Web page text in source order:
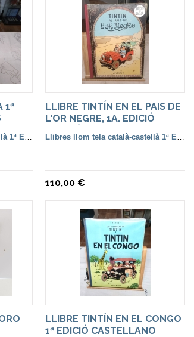
1ª
Llibres llom tela català-castellà 1ª Edició
LLIBRE TINTÍN EN EL PAIS DE
L'OR NEGRE, 1A. EDICIÓ
Llibres llom tela català-castellà 1ª Edició
110,00 €
LLIBRE TINTÍN EN EL CONGO
1ª EDICIÓ CASTELLANO